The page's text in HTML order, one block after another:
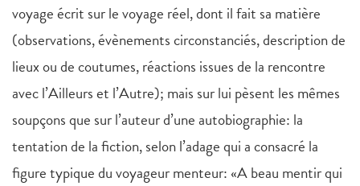
voyage écrit sur le voyage réel, dont il fait sa matière
(observations, évènements circonstanciés, description de
lieux ou de coutumes, réactions issues de la rencontre
avec l’Ailleurs et l’Autre); mais sur lui pèsent les mêmes
soupçons que sur l’auteur d’une autobiographie: la
tentation de la fiction, selon l’adage qui a consacré la
figure typique du voyageur menteur: «A beau mentir qui